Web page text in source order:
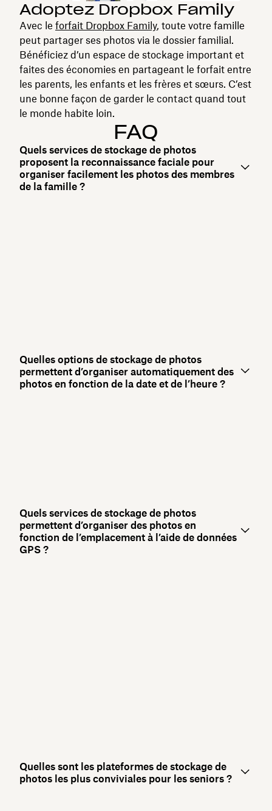
Adoptez Dropbox Family
Avec le forfait Dropbox Family, toute votre famille
peut partager ses photos via le dossier familial.
Bénéficiez d’un espace de stockage important et
faites des économies en partageant le forfait entre
les parents, les enfants et les frères et sœurs. C’est
une bonne façon de garder le contact quand tout
le monde habite loin.
FAQ
Quels services de stockage de photos
proposent la reconnaissance faciale pour
organiser facilement les photos des membres
de la famille ?
Quelles options de stockage de photos
permettent d’organiser automatiquement des
photos en fonction de la date et de l’heure ?
Quels services de stockage de photos
permettent d’organiser des photos en
fonction de l’emplacement à l’aide de données
GPS ?
Quelles sont les plateformes de stockage de
photos les plus conviviales pour les seniors ?